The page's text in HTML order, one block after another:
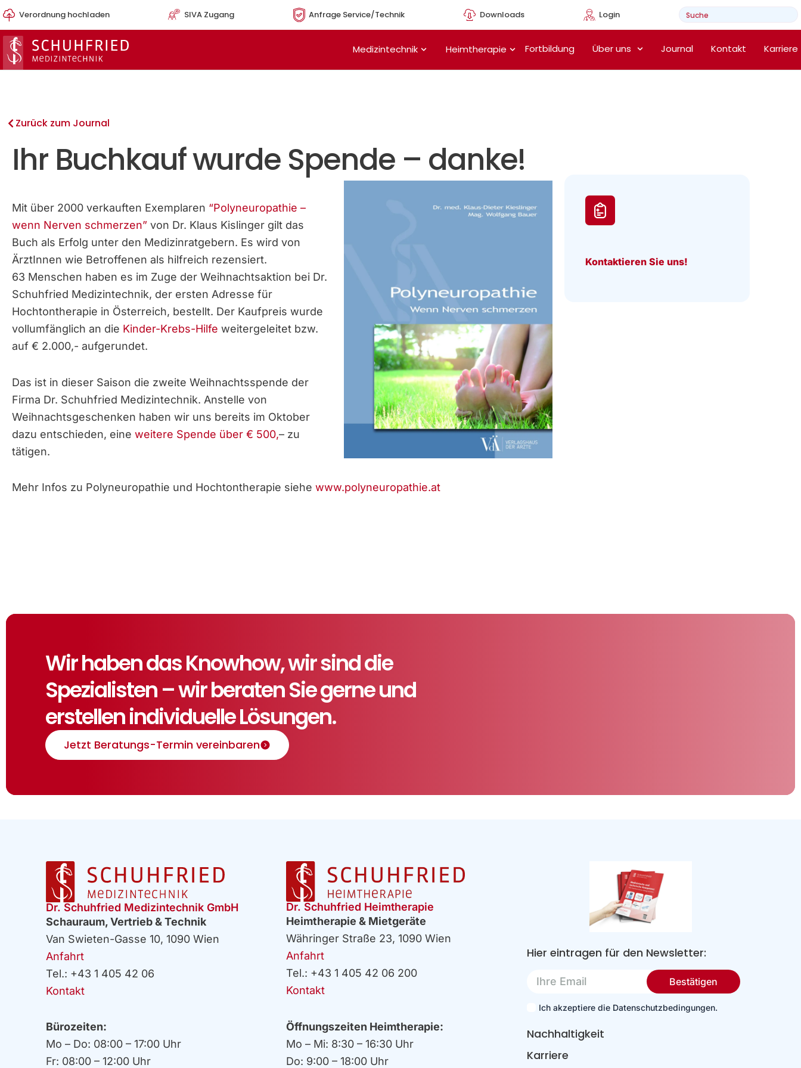
Zum
Inhalt
springen
Verordnung hochladen SIVA Zugang Anfrage Service/Technik Downloads Login
Medizintechnik Öffne Medizintechnik
Heimtherapie Öffne Heimtherapie
Fortbildung Über uns Journal Kontakt Karriere
Zurück zum Journal
Ihr Buchkauf wurde Spende – danke!
Mit über 2000 verkauften Exemplaren “Polyneuropathie –
wenn Nerven schmerzen” von Dr. Klaus Kislinger gilt das
Buch als Erfolg unter den Medizinratgebern. Es wird von
ÄrztInnen wie Betroffenen als hilfreich rezensiert.
63 Menschen haben es im Zuge der Weihnachtsaktion bei Dr.
Schuhfried Medizintechnik, der ersten Adresse für
Hochtontherapie in Österreich, bestellt. Der Kaufpreis wurde
vollumfänglich an die Kinder-Krebs-Hilfe weitergeleitet bzw.
auf € 2.000,- aufgerundet.
Das ist in dieser Saison die zweite Weihnachtsspende der
Firma Dr. Schuhfried Medizintechnik. Anstelle von
Weihnachtsgeschenken haben wir uns bereits im Oktober
dazu entschieden, eine weitere Spende über € 500,– zu
tätigen.
Mehr Infos zu Polyneuropathie und Hochtontherapie siehe www.polyneuropathie.at
Kontaktieren Sie uns!
Wir haben das Knowhow, wir sind die
Spezialisten – wir beraten Sie gerne und
erstellen individuelle Lösungen.
Jetzt Beratungs-Termin vereinbaren
Dr. Schuhfried Medizintechnik GmbH
Schauraum, Vertrieb & Technik
Van Swieten-Gasse 10, 1090 Wien
Anfahrt
Tel.: +43 1 405 42 06
Kontakt
Bürozeiten:
Mo – Do: 08:00 – 17:00 Uhr
Fr: 08:00 – 12:00 Uhr
Dr. Schuhfried Heimtherapie
Heimtherapie & Mietgeräte
Währinger Straße 23, 1090 Wien
Anfahrt
Tel.: +43 1 405 42 06 200
Kontakt
Öffnungszeiten Heimtherapie:
Mo – Mi: 8:30 – 16:30 Uhr
Do: 9:00 – 18:00 Uhr
Hier eintragen für den Newsletter:
Email
Ich akzeptiere die Datenschutzbedingungen.
Bestätigen
Nachhaltigkeit
Karriere